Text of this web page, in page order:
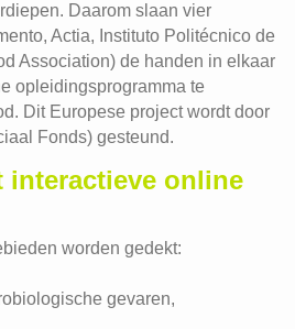
Daarom slaan vier
Actia, Instituto Politécnico de
Association) de handen in elkaar
opleidingsprogramma te
Dit Europese project wordt door
Fonds) gesteund.
interactieve online
worden gedekt:
gevaren,